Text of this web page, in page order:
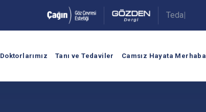
.
Tedav
Doktorlarımız Tanı ve Tedaviler Camsız Hayata Merhaba